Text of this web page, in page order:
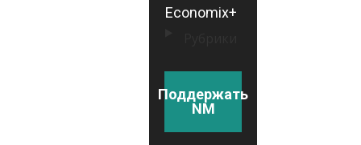
Economix+
Поддержать
NM